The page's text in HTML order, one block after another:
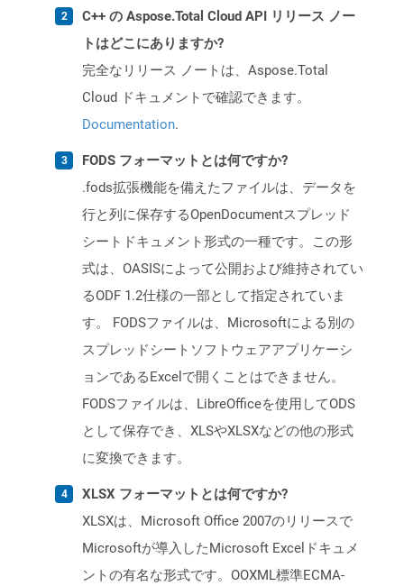
C++ の Aspose.Total Cloud API リリース ノー
トはどこにありますか?
完全なリリース ノートは、Aspose.Total
Cloud ドキュメントで確認できます。
Documentation.
FODS フォーマットとは何ですか?
.fods拡張機能を備えたファイルは、データを
行と列に保存するOpenDocumentスプレッド
シートドキュメント形式の一種です。この形
式は、OASISによって公開および維持されてい
るODF 1.2仕様の一部として指定されていま
す。 FODSファイルは、Microsoftによる別の
スプレッドシートソフトウェアアプリケーシ
ョンであるExcelで開くことはできません。
FODSファイルは、LibreOfficeを使用してODS
として保存でき、XLSやXLSXなどの他の形式
に変換できます。
XLSX フォーマットとは何ですか?
XLSXは、Microsoft Office 2007のリリースで
Microsoftが導入したMicrosoft Excelドキュメ
ントの有名な形式です。OOXML標準ECMA-